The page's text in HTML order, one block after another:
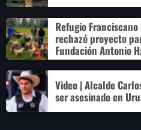
Refugio
rechazó proyecto
Fundación Antonio
Video | Alcalde
ser asesinado en